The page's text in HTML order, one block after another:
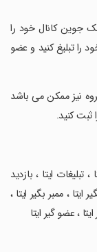
جوین کانال خود را
را تبلیغ کنید و عضو
نیز ممکن می باشد
کنید.
تبلیغات ایتا ، بازدید
ایتا ، ممبر بگیر ایتا ،
، عضو گیر ایتا